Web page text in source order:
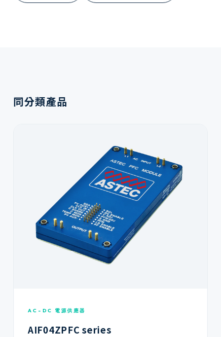
同分類產品
AC-DC 電源供應器
AIF04ZPFC series